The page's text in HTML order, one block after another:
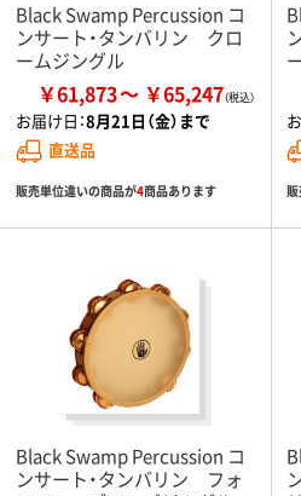
Black Swamp Percussion コ
ンサート・タンバリン クロ
ームジングル
￥61,873 ￥65,247
お届け日：8月21日（金）まで
直送品
販売単位違いの商品が4商品あります
Black Swamp Percussion コ
ンサート・タンバリン フォ